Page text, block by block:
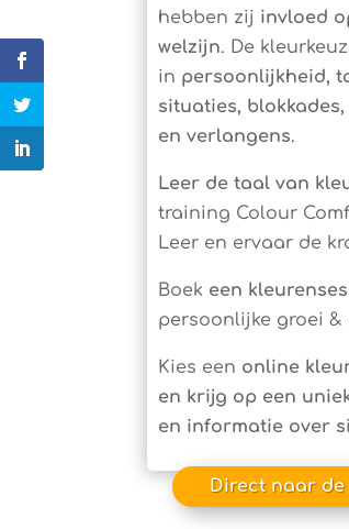
hebben zij invloed
welzijn. De
in persoonlijkheid,
situaties,
en verlangens.
Leer de taal van
training Colour
Leer en ervaar de
Boek een
persoonlijke groei &
Kies een online
en krijg op een
en informatie over
Direct naar de